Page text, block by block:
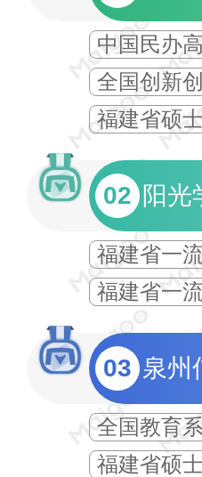
中国民办
全国创新
福建省硕
02 阳光
福建省一
福建省一
03 泉州
全国教育
福建省硕